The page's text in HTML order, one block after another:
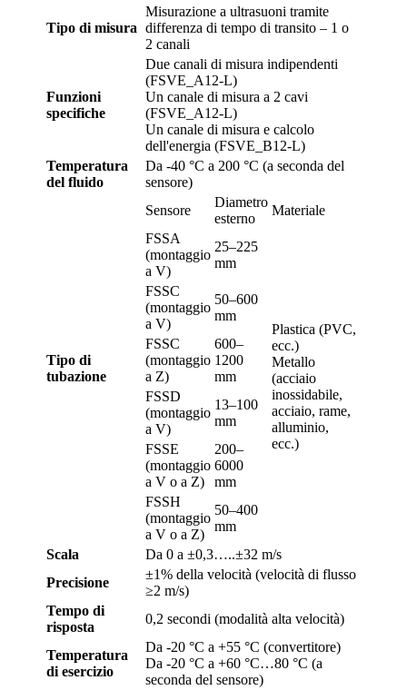
Tipo di misura
Misurazione a ultrasuoni tramite
differenza di tempo di transito – 1 o
2 canali
Funzioni
specifiche
Due canali di misura indipendenti
(FSVE_A12-L)
Un canale di misura a 2 cavi
(FSVE_A12-L)
Un canale di misura e calcolo
dell'energia (FSVE_B12-L)
Temperatura
del fluido
Da -40 °C a 200 °C (a seconda del
sensore)
Tipo di
tubazione
Sensore
Diametro
esterno
Materiale
FSSA
(montaggio
a V)
25–225
mm
Plastica (PVC,
ecc.)
Metallo
(acciaio
inossidabile,
acciaio, rame,
alluminio,
ecc.)
FSSC
(montaggio
a V)
50–600
mm
FSSC
(montaggio
a Z)
600–
1200
mm
FSSD
(montaggio
a V)
13–100
mm
FSSE
(montaggio
a V o a Z)
200–
6000
mm
FSSH
(montaggio
a V o a Z)
50–400
mm
Scala
Da 0 a ±0,3…..±32 m/s
Precisione
±1% della velocità (velocità di flusso
≥2 m/s)
Tempo di
risposta
0,2 secondi (modalità alta velocità)
Temperatura
di esercizio
Da -20 °C a +55 °C (convertitore)
Da -20 °C a +60 °C…80 °C (a
seconda del sensore)